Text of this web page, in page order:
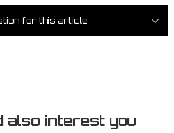
for this article
also interest you